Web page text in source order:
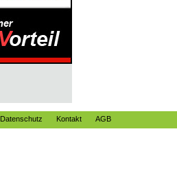
Datenschutz Kontakt AGB